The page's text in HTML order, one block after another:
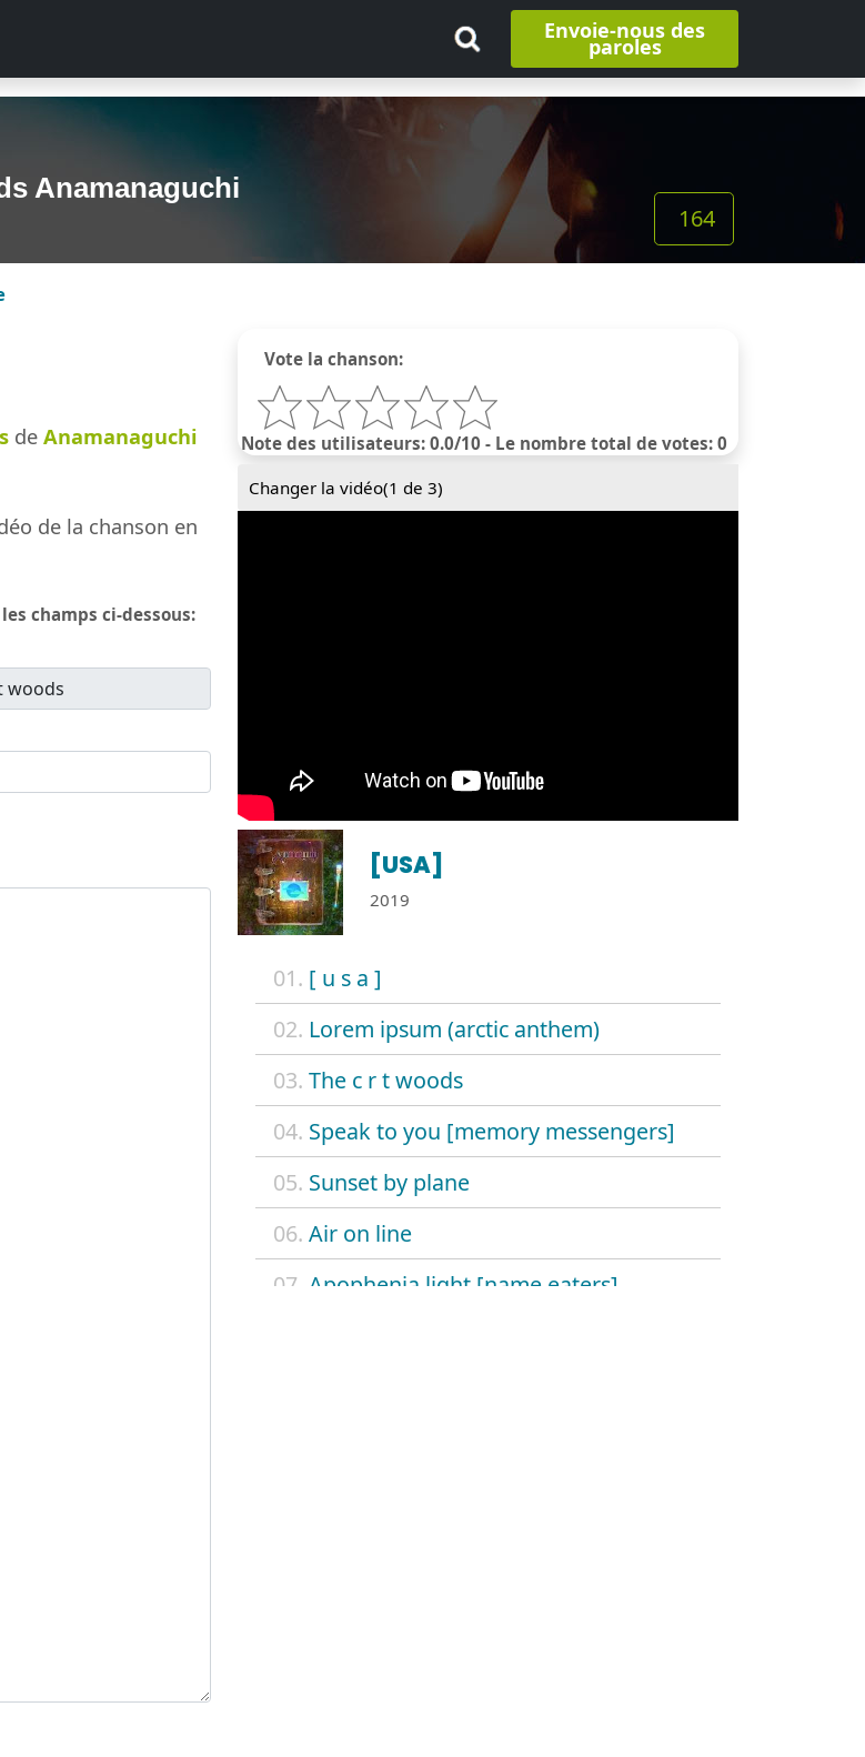
Envoie-nous des
paroles
Anamanaguchi
164
Vote la chanson:
Note des utilisateurs: 0.0/10 - Le nombre total de votes: 0
Changer la vidéo(1 de 3)
[USA]
2019
01. [ u s a ]
02. Lorem ipsum (arctic anthem)
03. The c r t woods
04. Speak to you [memory messengers]
05. Sunset by plane
06. Air on line
07. Apophenia light [name eaters]
de Anamanaguchi
de la chanson en
champs ci-dessous: